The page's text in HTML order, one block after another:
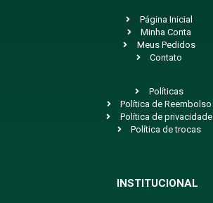
Página Inicial
Minha Conta
Meus Pedidos
Contato
Políticas
Política de Reembolso
Política de privacidade
Política de trocas
INSTITUCIONAL